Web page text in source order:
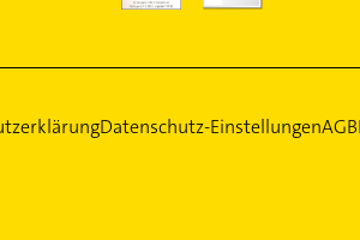
Datenschutz-EinstellungenAGB